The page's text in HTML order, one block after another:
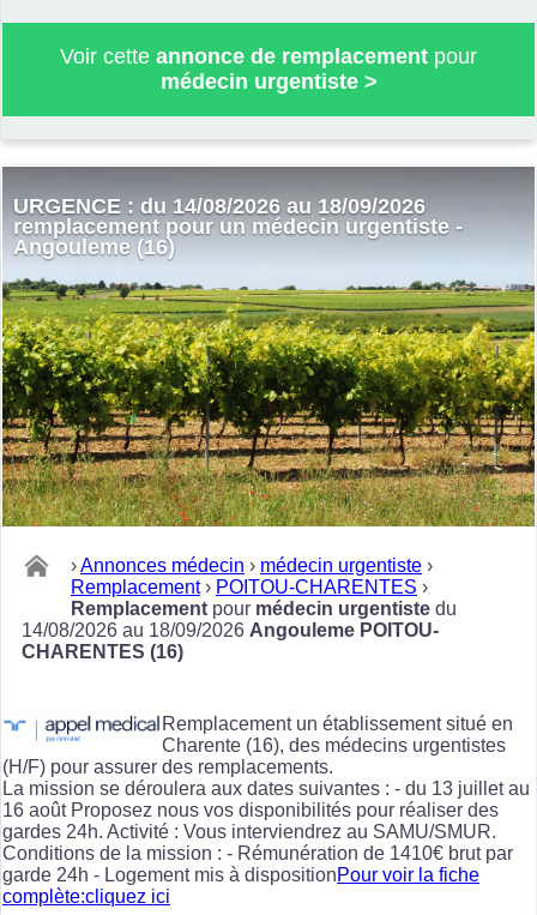
Voir cette annonce de remplacement pour
médecin urgentiste>
URGENCE : du 14/08/2026 au 18/09/2026
remplacement pour un médecin urgentiste -
Angouleme (16)
›Annonces médecin › médecin urgentiste ›
Remplacement › POITOU-CHARENTES ›
Remplacement pour médecin urgentiste du
14/08/2026 au 18/09/2026 Angouleme POITOU-
CHARENTES (16)
Remplacement un établissement situé en
Charente (16), des médecins urgentistes
(H/F) pour assurer des remplacements.
La mission se déroulera aux dates suivantes : - du 13 juillet au
16 août Proposez nous vos disponibilités pour réaliser des
gardes 24h. Activité : Vous interviendrez au SAMU/SMUR.
Conditions de la mission : - Rémunération de 1410€ brut par
garde 24h - Logement mis à dispositionPour voir la fiche
complète:cliquez ici